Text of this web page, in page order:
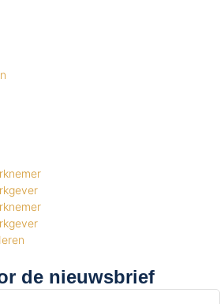
de nieuwsbrief